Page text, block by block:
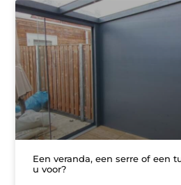
Een veranda, een serre of een
u voor?